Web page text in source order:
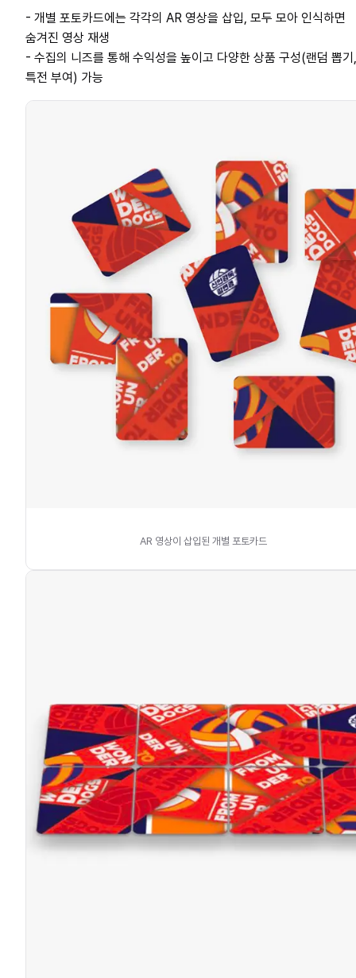
- 개별 포토카드에는 각각의 AR 영상을 삽입, 모두 모아 인식하면
숨겨진 영상 재생
- 수집의 니즈를 통해 수익성을 높이고 다양한 상품 구성(랜덤 뽑기,
특전 부여) 가능
AR 영상이 삽입된 개별 포토카드